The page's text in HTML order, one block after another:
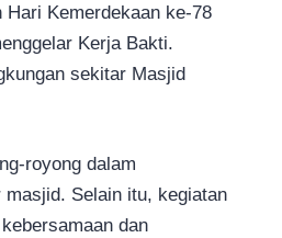
Kemerdekaan ke-78
Kerja Bakti.
sekitar Masjid
royong dalam
Selain itu, kegiatan
dan